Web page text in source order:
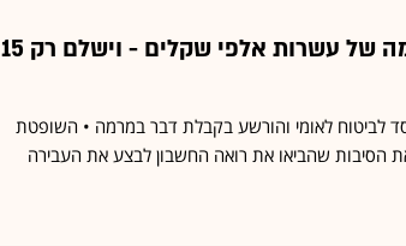
רואה החשבון הורשע במרמה של עשרות אלפי שקלים - וישלם רק 15
לביטוח לאומי והורשע בקבלת דבר במרמה • השופטת
הסיבות שהביאו את רואה החשבון לבצע את העבירה